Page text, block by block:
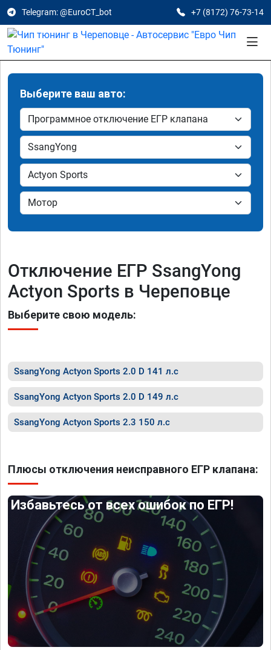
Telegram: @EuroCT_bot +7 (8172) 76-73-14
Выберите ваш авто:
Отключение ЕГР SsangYong
Actyon Sports в Череповце
Выберите свою модель:
SsangYong Actyon Sports 2.0 D 141 л.с
SsangYong Actyon Sports 2.0 D 149 л.с
SsangYong Actyon Sports 2.3 150 л.с
Плюсы отключения неисправного ЕГР клапана:
Избавьтесь от всех ошибок по ЕГР!